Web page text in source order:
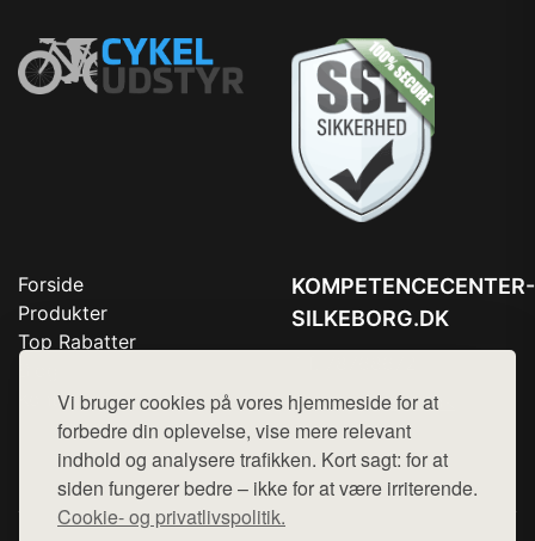
Vi bruger cookies på vores hjemmeside for at
forbedre din oplevelse, vise mere relevant
indhold og analysere trafikken. Kort sagt: for at
siden fungerer bedre – ikke for at være irriterende.
Cookie- og privatlivspolitik.
Forside
Produkter
Top Rabatter
Kontakt
KOMPETENCECENTER-
SILKEBORG.DK
Mail:hej@want.dk
Cookie- og privatlivspolitik